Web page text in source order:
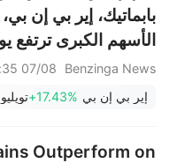
بابماتيك، إير بي إن
الأسهم الكبرى ترتفع
Benzinga News
07/08 19:35
إير بي إن بي +17.43%تويليو
Outperform on